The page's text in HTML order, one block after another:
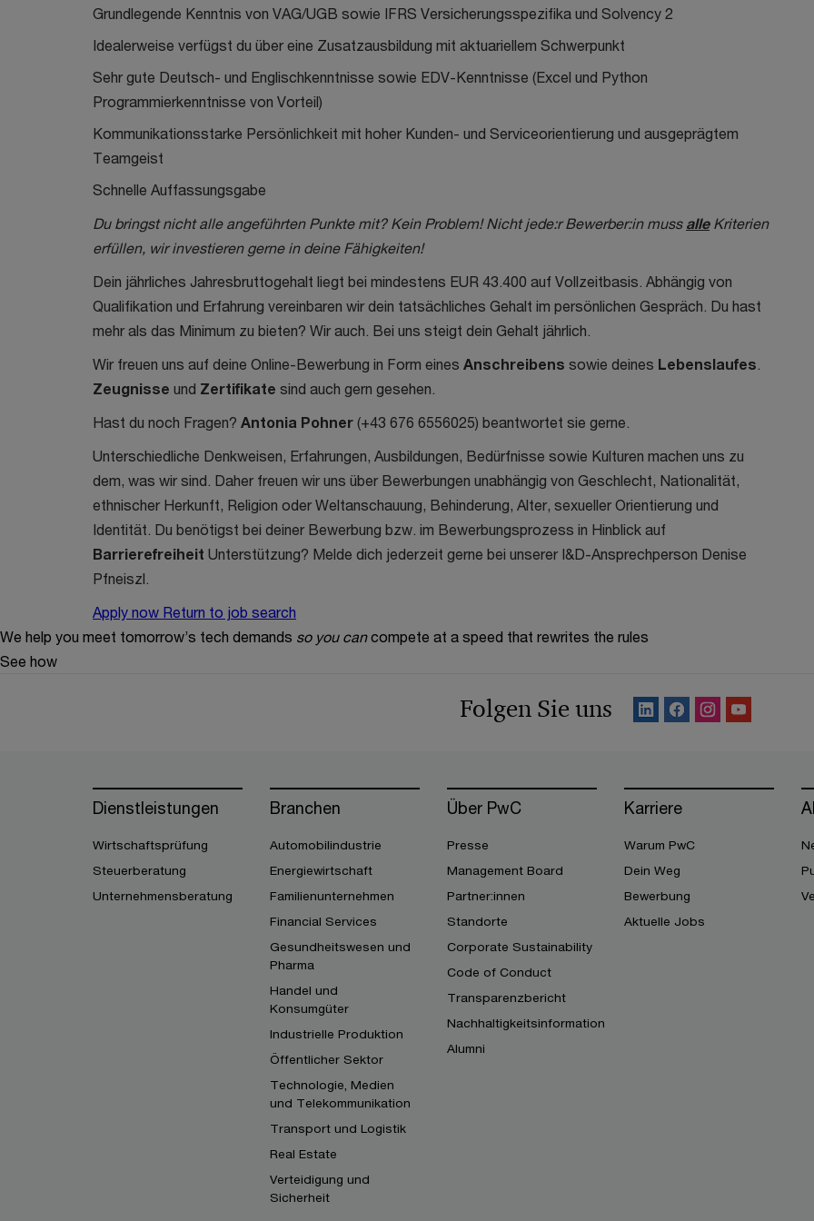
Grundlegende Kenntnis von VAG/UGB sowie IFRS Versicherungsspezifika und Solvency 2
Idealerweise verfügst du über eine Zusatzausbildung mit aktuariellem Schwerpunkt
Sehr gute Deutsch- und Englischkenntnisse sowie EDV-Kenntnisse (Excel und Python
Programmierkenntnisse von Vorteil)
Kommunikationsstarke Persönlichkeit mit hoher Kunden- und Serviceorientierung und ausgeprägtem
Teamgeist
Schnelle Auffassungsgabe
Du bringst nicht alle angeführten Punkte mit? Kein Problem! Nicht jede:r Bewerber:in muss alle Kriterien
erfüllen, wir investieren gerne in deine Fähigkeiten!
Dein jährliches Jahresbruttogehalt liegt bei mindestens EUR 43.400 auf Vollzeitbasis. Abhängig von
Qualifikation und Erfahrung vereinbaren wir dein tatsächliches Gehalt im persönlichen Gespräch. Du hast
mehr als das Minimum zu bieten? Wir auch. Bei uns steigt dein Gehalt jährlich.
Wir freuen uns auf deine Online-Bewerbung in Form eines Anschreibens sowie deines Lebenslaufes.
Zeugnisse und Zertifikate sind auch gern gesehen.
Hast du noch Fragen? Antonia Pohner (+43 676 6556025) beantwortet sie gerne.
Unterschiedliche Denkweisen, Erfahrungen, Ausbildungen, Bedürfnisse sowie Kulturen machen uns zu
dem, was wir sind. Daher freuen wir uns über Bewerbungen unabhängig von Geschlecht, Nationalität,
ethnischer Herkunft, Religion oder Weltanschauung, Behinderung, Alter, sexueller Orientierung und
Identität. Du benötigst bei deiner Bewerbung bzw. im Bewerbungsprozess in Hinblick auf
Barrierefreiheit Unterstützung? Melde dich jederzeit gerne bei unserer I&D-Ansprechperson Denise
Pfneiszl.
Apply now Return to job search
We help you meet tomorrow’s tech demands so you can compete at a speed that rewrites the rules
See how
Folgen Sie uns
Dienstleistungen
Wirtschaftsprüfung
Steuerberatung
Unternehmensberatung
Branchen
Automobilindustrie
Energiewirtschaft
Familienunternehmen
Financial Services
Gesundheitswesen und
Pharma
Handel und
Konsumgüter
Industrielle Produktion
Öffentlicher Sektor
Technologie, Medien
und Telekommunikation
Transport und Logistik
Real Estate
Verteidigung und
Sicherheit
Über PwC
Presse
Management Board
Partner:innen
Standorte
Corporate Sustainability
Code of Conduct
Transparenzbericht
Nachhaltigkeitsinformation
Alumni
Karriere
Warum PwC
Dein Weg
Bewerbung
Aktuelle Jobs